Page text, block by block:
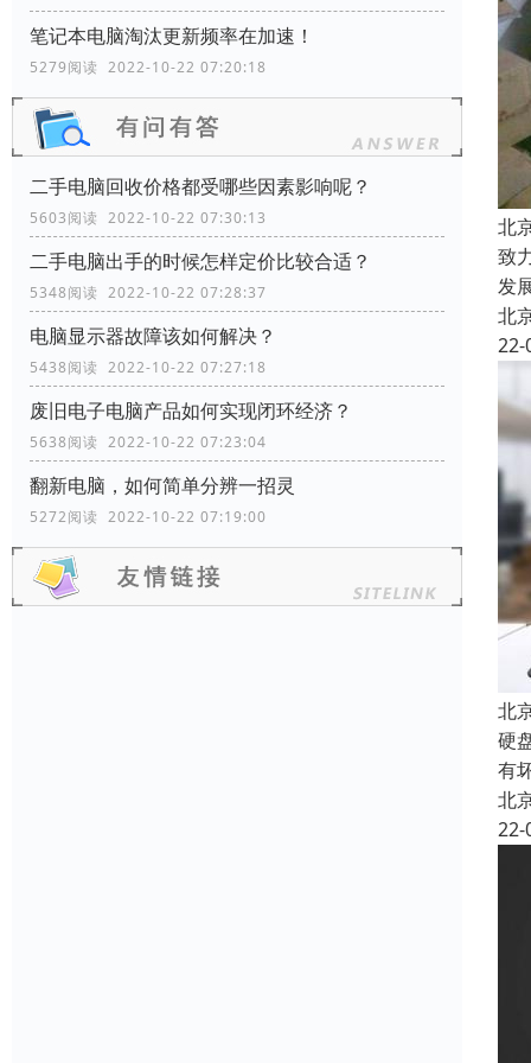
笔记本电脑淘汰更新频率在加速！
5279阅读 2022-10-22 07:20:18
二手电脑回收价格都受哪些因素影响呢？
5603阅读 2022-10-22 07:30:13
二手电脑出手的时候怎样定价比较合适？
5348阅读 2022-10-22 07:28:37
电脑显示器故障该如何解决？
5438阅读 2022-10-22 07:27:18
废旧电子电脑产品如何实现闭环经济？
5638阅读 2022-10-22 07:23:04
翻新电脑，如何简单分辨一招灵
5272阅读 2022-10-22 07:19:00
北
致
发
北
22-
北
硬
有
北
22-